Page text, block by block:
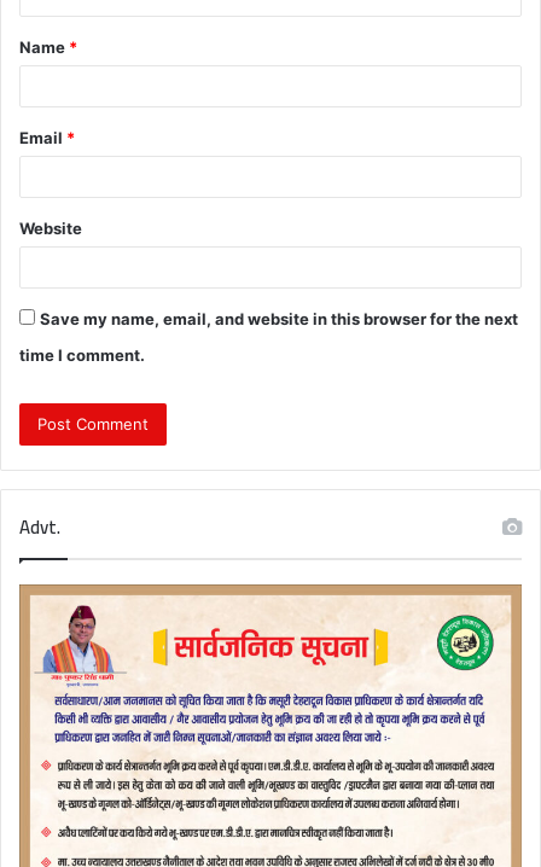
t
*
Name *
Email *
Website
Save my name, email, and website in this browser for the next
time I comment.
Advt.